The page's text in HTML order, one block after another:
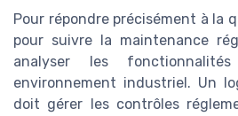
Pour répondre précisément à la
pour suivre la maintenance
analyser les
environnement industriel. Un
doit gérer les contrôles